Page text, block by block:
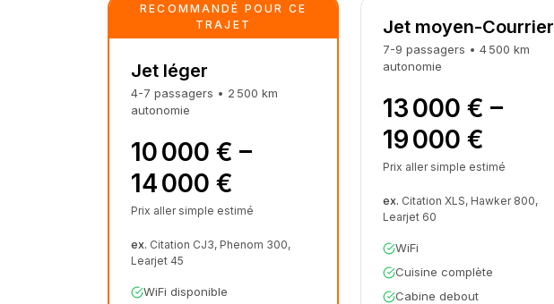
RECOMMANDÉ POUR CE
TRAJET
Jet léger
4-7 passagers • 2 500 km
autonomie
10 000 € –
14 000 €
Prix aller simple estimé
ex. Citation CJ3, Phenom 300,
Learjet 45
WiFi disponible
Jet moyen-Courrier
7-9 passagers • 4 500 km
autonomie
13 000 € –
19 000 €
Prix aller simple estimé
ex. Citation XLS, Hawker 800,
Learjet 60
WiFi
Cuisine complète
Cabine debout